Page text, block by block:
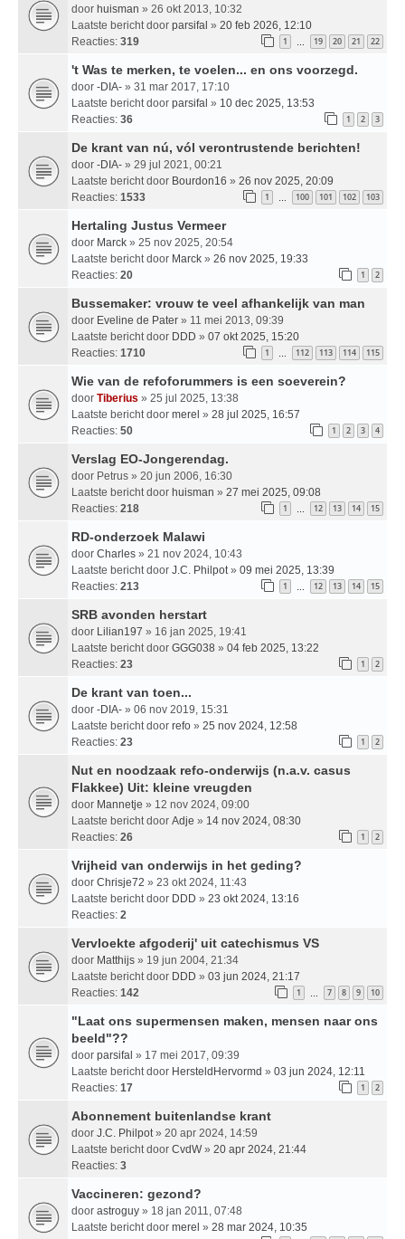
door huisman » 26 okt 2013, 10:32
Laatste bericht door parsifal » 20 feb 2026, 12:10
Reacties: 319 1 … 19 20 21 22
't Was te merken, te voelen... en ons voorzegd.
door -DIA- » 31 mar 2017, 17:10
Laatste bericht door parsifal » 10 dec 2025, 13:53
Reacties: 36 1 2 3
De krant van nú, vól verontrustende berichten!
door -DIA- » 29 jul 2021, 00:21
Laatste bericht door Bourdon16 » 26 nov 2025, 20:09
Reacties: 1533 1 … 100 101 102 103
Hertaling Justus Vermeer
door Marck » 25 nov 2025, 20:54
Laatste bericht door Marck » 26 nov 2025, 19:33
Reacties: 20 1 2
Bussemaker: vrouw te veel afhankelijk van man
door Eveline de Pater » 11 mei 2013, 09:39
Laatste bericht door DDD » 07 okt 2025, 15:20
Reacties: 1710 1 … 112 113 114 115
Wie van de refoforummers is een soeverein?
door Tiberius » 25 jul 2025, 13:38
Laatste bericht door merel » 28 jul 2025, 16:57
Reacties: 50 1 2 3 4
Verslag EO-Jongerendag.
door Petrus » 20 jun 2006, 16:30
Laatste bericht door huisman » 27 mei 2025, 09:08
Reacties: 218 1 … 12 13 14 15
RD-onderzoek Malawi
door Charles » 21 nov 2024, 10:43
Laatste bericht door J.C. Philpot » 09 mei 2025, 13:39
Reacties: 213 1 … 12 13 14 15
SRB avonden herstart
door Lilian197 » 16 jan 2025, 19:41
Laatste bericht door GGG038 » 04 feb 2025, 13:22
Reacties: 23 1 2
De krant van toen...
door -DIA- » 06 nov 2019, 15:31
Laatste bericht door refo » 25 nov 2024, 12:58
Reacties: 23 1 2
Nut en noodzaak refo-onderwijs (n.a.v. casus
Flakkee) Uit: kleine vreugden
door Mannetje » 12 nov 2024, 09:00
Laatste bericht door Adje » 14 nov 2024, 08:30
Reacties: 26 1 2
Vrijheid van onderwijs in het geding?
door Chrisje72 » 23 okt 2024, 11:43
Laatste bericht door DDD » 23 okt 2024, 13:16
Reacties: 2
Vervloekte afgoderij' uit catechismus VS
door Matthijs » 19 jun 2004, 21:34
Laatste bericht door DDD » 03 jun 2024, 21:17
Reacties: 142 1 … 7 8 9 10
"Laat ons supermensen maken, mensen naar ons
beeld"??
door parsifal » 17 mei 2017, 09:39
Laatste bericht door HersteldHervormd » 03 jun 2024, 12:11
Reacties: 17 1 2
Abonnement buitenlandse krant
door J.C. Philpot » 20 apr 2024, 14:59
Laatste bericht door CvdW» 20 apr 2024, 21:44
Reacties: 3
Vaccineren: gezond?
door astroguy » 18 jan 2011, 07:48
Laatste bericht door merel » 28 mar 2024, 10:35